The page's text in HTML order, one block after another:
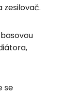
zesilovač.
se